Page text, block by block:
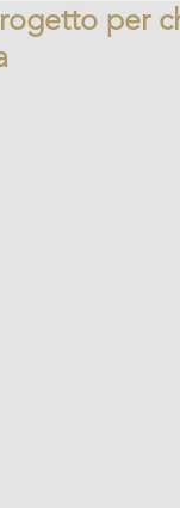
per